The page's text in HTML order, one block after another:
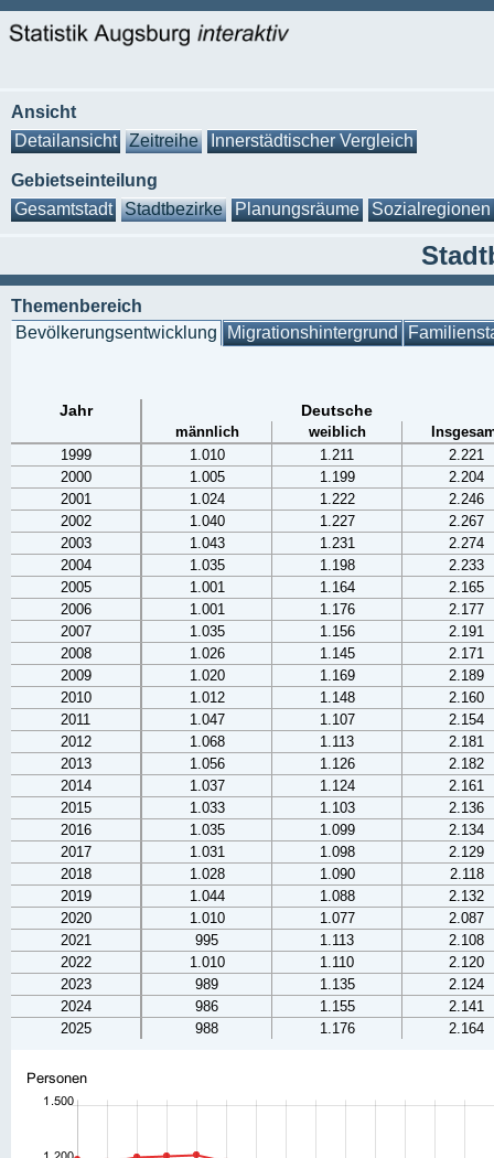
Ansicht
Detailansicht
Zeitreihe Innerstädtischer Vergleich
Gebietseinteilung
Gesamtstadt
Stadtbezirke Planungsräume Sozialregionen
Themenbereich
Bevölkerungsentwicklung Migrationshintergrund
Jahr Deutsche
männlich weiblich
1999
1.010 1.211
2.221
2000
1.005 1.199
2.204
2001
1.024 1.222
2.246
2002
1.040 1.227
2.267
2003
1.043 1.231
2.274
2004
1.035 1.198
2.233
2005
1.001 1.164
2.165
2006
1.001 1.176
2.177
2007
1.035 1.156
2.191
2008
1.026 1.145
2.171
2009
1.020 1.169
2.189
2010
1.012 1.148
2.160
2011
1.047 1.107
2.154
2012
1.068 1.113
2.181
2013
1.056 1.126
2.182
2014
1.037 1.124
2.161
2015
1.033 1.103
2.136
2016
1.035 1.099
2.134
2017
1.031 1.098
2.129
2018
1.028 1.090
2.118
2019
1.044 1.088
2.132
2020
1.010 1.077
2.087
2021
995 1.113
2.108
2022
1.010 1.110
2.120
2023
989 1.135
2.124
2024
986 1.155
2.141
2025
988 1.176 2.164